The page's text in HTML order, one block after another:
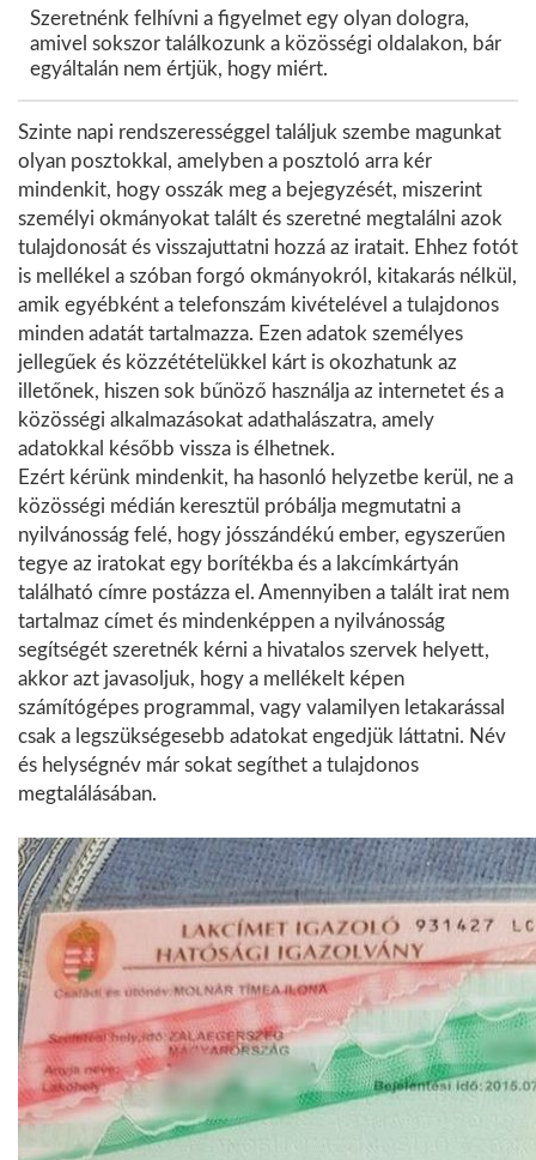
Szeretnénk felhívni a figyelmet egy olyan dologra,
amivel sokszor találkozunk a közösségi oldalakon, bár
egyáltalán nem értjük, hogy miért.
Szinte napi rendszerességgel találjuk szembe magunkat
olyan posztokkal, amelyben a posztoló arra kér
mindenkit, hogy osszák meg a bejegyzését, miszerint
személyi okmányokat talált és szeretné megtalálni azok
tulajdonosát és visszajuttatni hozzá az iratait. Ehhez fotót
is mellékel a szóban forgó okmányokról, kitakarás nélkül,
amik egyébként a telefonszám kivételével a tulajdonos
minden adatát tartalmazza. Ezen adatok személyes
jellegűek és közzétételükkel kárt is okozhatunk az
illetőnek, hiszen sok bűnöző használja az internetet és a
közösségi alkalmazásokat adathalászatra, amely
adatokkal később vissza is élhetnek.
Ezért kérünk mindenkit, ha hasonló helyzetbe kerül, ne a
közösségi médián keresztül próbálja megmutatni a
nyilvánosság felé, hogy jósszándékú ember, egyszerűen
tegye az iratokat egy borítékba és a lakcímkártyán
található címre postázza el. Amennyiben a talált irat nem
tartalmaz címet és mindenképpen a nyilvánosság
segítségét szeretnék kérni a hivatalos szervek helyett,
akkor azt javasoljuk, hogy a mellékelt képen
számítógépes programmal, vagy valamilyen letakarással
csak a legszükségesebb adatokat engedjük láttatni. Név
és helységnév már sokat segíthet a tulajdonos
megtalálásában.